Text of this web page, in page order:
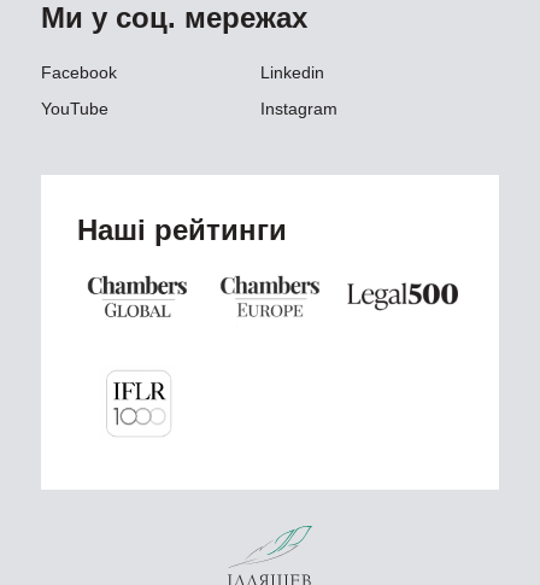
Ми у соц. мережах
Facebook
Linkedin
YouTube
Instagram
Наші рейтинги